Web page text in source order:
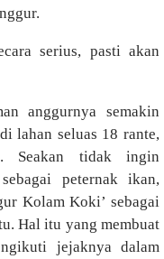
serius, pasti akan
anggurnya semakin
lahan seluas 18 rante,
Seakan tidak ingin
peternak ikan,
Kolam Koki’ sebagai
Hal itu yang membuat
jejaknya dalam